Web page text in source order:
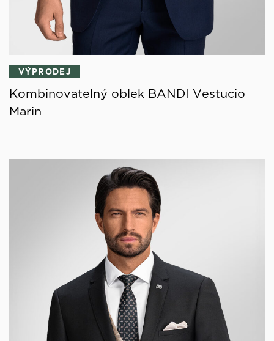
VÝPRODEJ
Kombinovatelný oblek BANDI Vestucio
Marin